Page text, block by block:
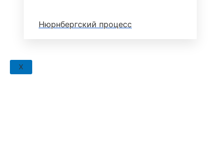
Нюрнбергский процесс
X